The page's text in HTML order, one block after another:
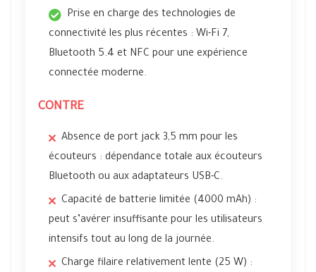
Prise en charge des technologies de
connectivité les plus récentes : Wi-Fi 7,
Bluetooth 5.4 et NFC pour une expérience
connectée moderne.
CONTRE
Absence de port jack 3,5 mm pour les
écouteurs : dépendance totale aux écouteurs
Bluetooth ou aux adaptateurs USB-C.
Capacité de batterie limitée (4000 mAh) :
peut s’avérer insuffisante pour les utilisateurs
intensifs tout au long de la journée.
Charge filaire relativement lente (25 W) :